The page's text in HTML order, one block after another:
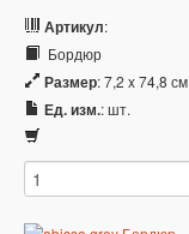
Артикул:
Бордюр
Размер: 7,2 x 74,8 см
Ед. изм.: шт.